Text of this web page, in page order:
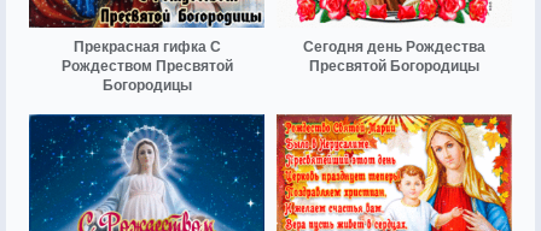
Прекрасная гифка С
Рождеством Пресвятой
Богородицы
Сегодня день Рождества
Пресвятой Богородицы